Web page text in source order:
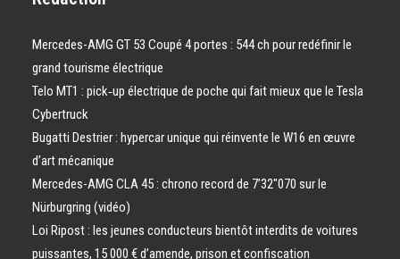
Mercedes-AMG GT 53 Coupé 4 portes : 544 ch pour redéfinir le
grand tourisme électrique
Telo MT1 : pick‑up électrique de poche qui fait mieux que le Tesla
Cybertruck
Bugatti Destrier : hypercar unique qui réinvente le W16 en œuvre
d’art mécanique
Mercedes-AMG CLA 45 : chrono record de 7’32″070 sur le
Nürburgring (vidéo)
Loi Ripost : les jeunes conducteurs bientôt interdits de voitures
puissantes, 15 000 € d’amende, prison et confiscation